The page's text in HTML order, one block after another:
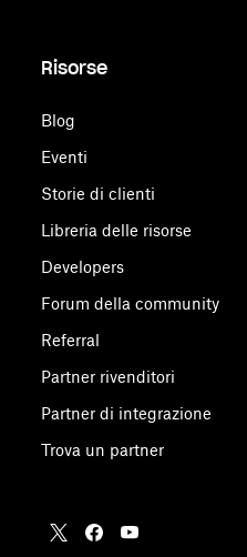
Risorse
Blog
Eventi
Storie di clienti
Libreria delle risorse
Developers
Forum della community
Referral
Partner rivenditori
Partner di integrazione
Trova un partner